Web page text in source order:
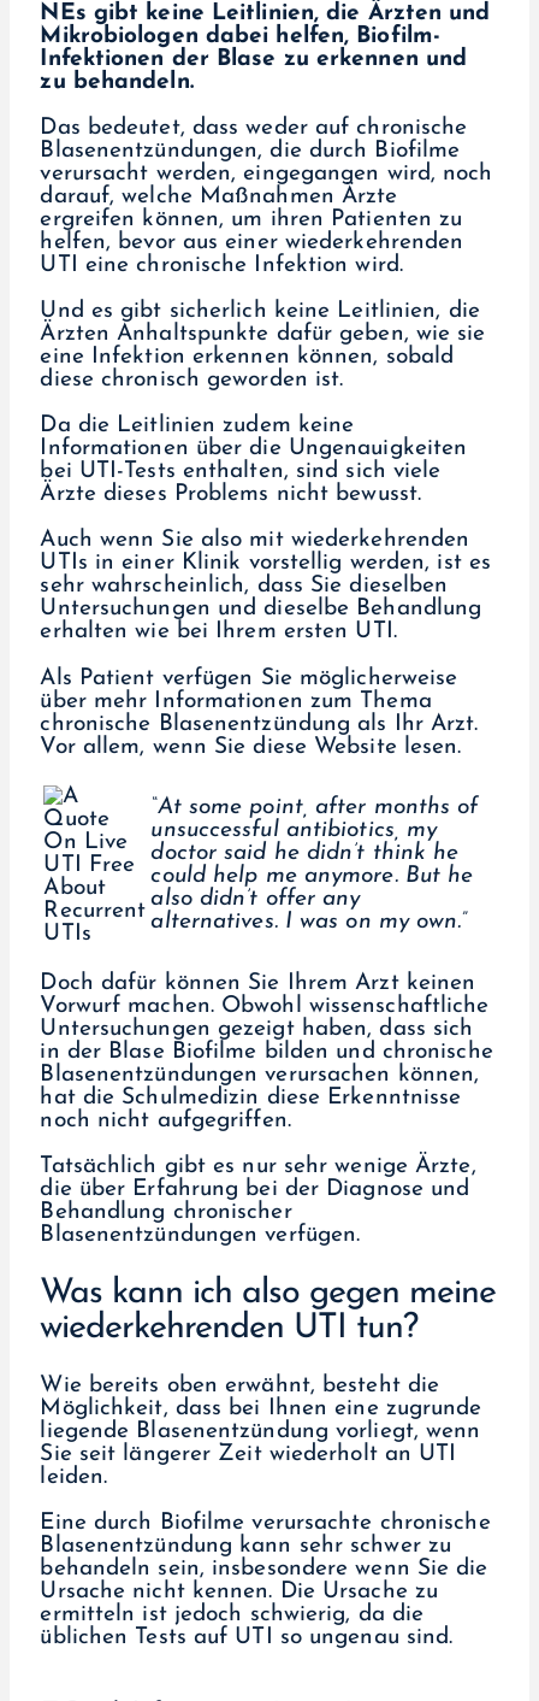
NEs gibt keine Leitlinien, die Ärzten und
Mikrobiologen dabei helfen, Biofilm-
Infektionen der Blase zu erkennen und
zu behandeln.
Das bedeutet, dass weder auf chronische
Blasenentzündungen, die durch Biofilme
verursacht werden, eingegangen wird, noch
darauf, welche Maßnahmen Ärzte
ergreifen können, um ihren Patienten zu
helfen, bevor aus einer wiederkehrenden
UTI eine chronische Infektion wird.
Und es gibt sicherlich keine Leitlinien, die
Ärzten Anhaltspunkte dafür geben, wie sie
eine Infektion erkennen können, sobald
diese chronisch geworden ist.
Da die Leitlinien zudem keine
Informationen über die Ungenauigkeiten
bei UTI-Tests enthalten, sind sich viele
Ärzte dieses Problems nicht bewusst.
Auch wenn Sie also mit wiederkehrenden
UTIs in einer Klinik vorstellig werden, ist es
sehr wahrscheinlich, dass Sie dieselben
Untersuchungen und dieselbe Behandlung
erhalten wie bei Ihrem ersten UTI.
Als Patient verfügen Sie möglicherweise
über mehr Informationen zum Thema
chronische Blasenentzündung als Ihr Arzt.
Vor allem, wenn Sie diese Website lesen.
“At some point, after months of
unsuccessful antibiotics, my
doctor said he didn’t think he
could help me anymore. But he
also didn’t offer any
alternatives. I was on my own.”
Doch dafür können Sie Ihrem Arzt keinen
Vorwurf machen. Obwohl wissenschaftliche
Untersuchungen gezeigt haben, dass sich
in der Blase Biofilme bilden und chronische
Blasenentzündungen verursachen können,
hat die Schulmedizin diese Erkenntnisse
noch nicht aufgegriffen.
Tatsächlich gibt es nur sehr wenige Ärzte,
die über Erfahrung bei der Diagnose und
Behandlung chronischer
Blasenentzündungen verfügen.
Was kann ich also gegen meine
wiederkehrenden UTI tun?
Wie bereits oben erwähnt, besteht die
Möglichkeit, dass bei Ihnen eine zugrunde
liegende Blasenentzündung vorliegt, wenn
Sie seit längerer Zeit wiederholt an UTI
leiden.
Eine durch Biofilme verursachte chronische
Blasenentzündung kann sehr schwer zu
behandeln sein, insbesondere wenn Sie die
Ursache nicht kennen. Die Ursache zu
ermitteln ist jedoch schwierig, da die
üblichen Tests auf UTI so ungenau sind.